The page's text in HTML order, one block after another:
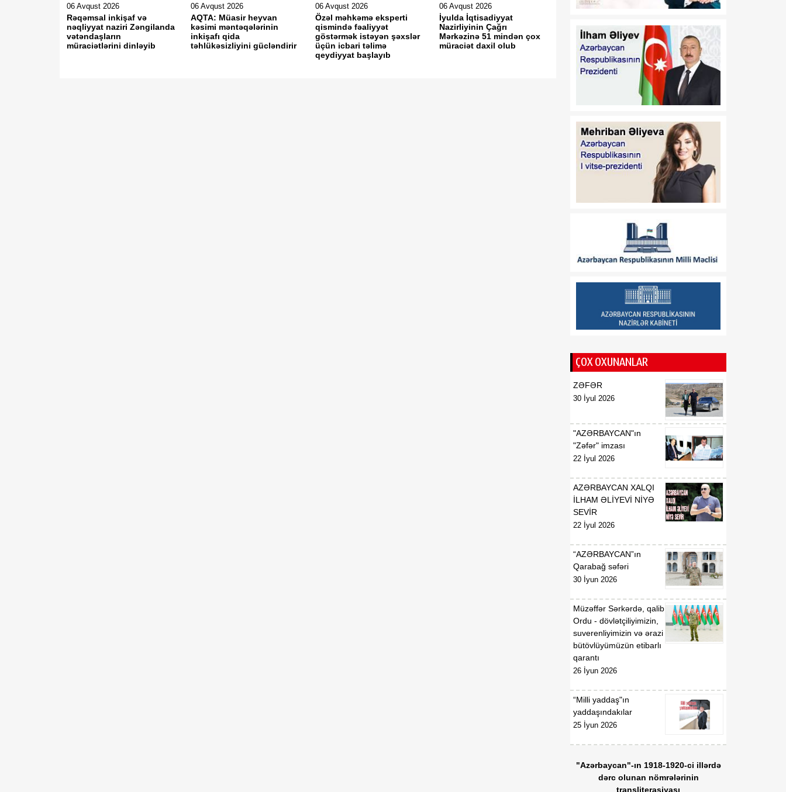
06 Avqust 2026
Rəqəmsal inkişaf və
nəqliyyat naziri Zəngilanda
vətəndaşların
müraciətlərini dinləyib
06 Avqust 2026
AQTA: Müasir heyvan
kəsimi məntəqələrinin
inkişafı qida
təhlükəsizliyini gücləndirir
06 Avqust 2026
Özəl məhkəmə eksperti
qismində fəaliyyət
göstərmək istəyən şəxslər
üçün icbari təlimə
qeydiyyat başlayıb
06 Avqust 2026
İyulda İqtisadiyyat
Nazirliyinin Çağrı
Mərkəzinə 51 mindən çox
müraciət daxil olub
üçün yeni nəqliyyat-
Google süni intellekt
bölməsində rəhbərliyi
dəyişir
19:13
06 Avqust
Azərbaycan Rəssamlıq
yaradıcı prosesə dəstək
vasitəsi kimi tətbiq edir
Baş katib: Güləş üzrə
təşkilatçılıq baxımından
Azərbaycanın növbəti
18:59
06 Avqust
Rəqəmsal inkişaf və
nəqliyyat naziri Zəngilanda
vətəndaşların
06 Avqust
Azərbaycan Qlobal Cənub
ölkələrinin marağını cəlb
edir
06 Avqust
Moses Vetangula: Keniya
ilə Azərbaycanın
qanunverici orqanları
arasında əməkdaşlığın
06 Avqust
ÇOX OXUNANLAR
ZƏFƏR
30 İyul 2026
"AZƏRBAYCAN"ın
"Zəfər" imzası
22 İyul 2026
AZƏRBAYCAN XALQI
İLHAM ƏLİYEVİ NİYƏ
SEVİR
22 İyul 2026
“AZƏRBAYCAN”ın
Qarabağ səfəri
30 İyun 2026
Müzəffər Sərkərdə, qalib
Ordu - dövlətçiliyimizin,
suverenliyimizin və ərazi
bütövlüyümüzün etibarlı
qarantı
26 İyun 2026
“Milli yaddaş"ın
yaddaşındakılar
25 İyun 2026
"Azərbaycan"-ın 1918-1920-ci illərdə
dərc olunan nömrələrinin
transliterasiyası